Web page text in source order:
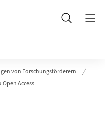
Suche
von Forschungsförderern
Access